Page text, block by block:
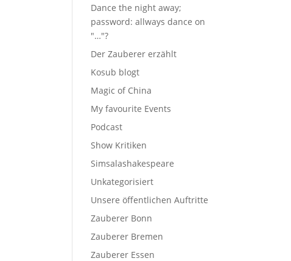
Dance the night away;
password: allways dance on
"…"?
Der Zauberer erzählt
Kosub blogt
Magic of China
My favourite Events
Podcast
Show Kritiken
Simsalashakespeare
Unkategorisiert
Unsere öffentlichen Auftritte
Zauberer Bonn
Zauberer Bremen
Zauberer Essen